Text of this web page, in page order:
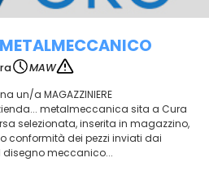
MAW
un/a MAGAZZINIERE
metalmeccanica sita a Cura
selezionata, inserita in magazzino,
conformità dei pezzi inviati dai
disegno meccanico...